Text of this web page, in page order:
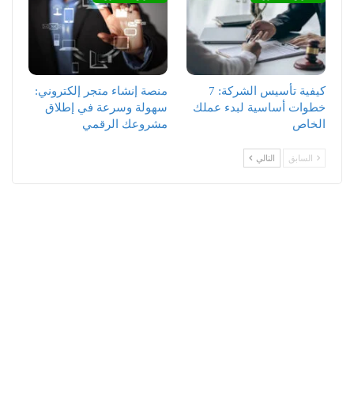
كيفية تأسيس الشركة: 7
خطوات أساسية لبدء عملك
الخاص
منصة إنشاء متجر إلكتروني:
سهولة وسرعة في إطلاق
مشروعك الرقمي
السابق التالي